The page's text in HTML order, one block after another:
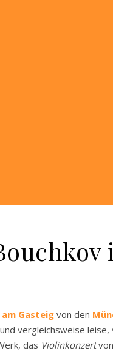
Gasteig von den
vergleichsweise
das Violinkonzertvon